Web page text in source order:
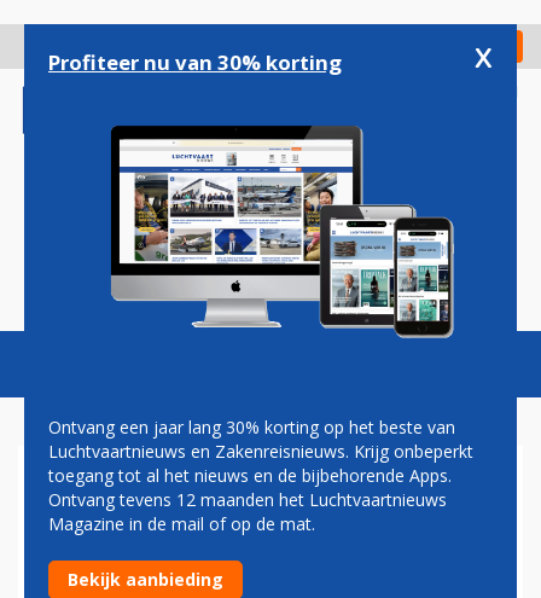
gaan
Check in
Magazine Podcasts Vacatures
ANA VOORZIET 21
TOESTELLEN VAN
HANDSFREE WC-DEUREN
Profiteer nu van 30% korting x
Ontvang een jaar lang 30% korting op het beste van
Luchtvaartnieuws en Zakenreisnieuws. Krijg onbeperkt
toegang tot al het nieuws en de bijbehorende Apps.
Ontvang tevens 12 maanden het Luchtvaartnieuws
Magazine in de mail of op de mat.
Bekijk aanbieding